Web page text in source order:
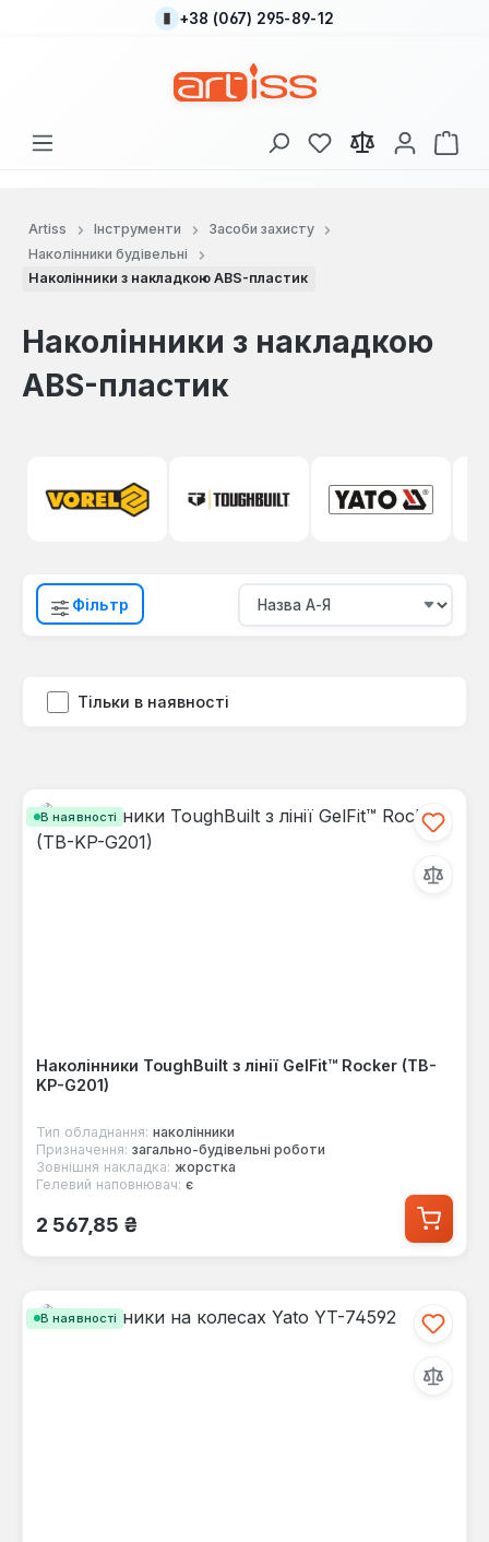
Перейти до основного вмісту
+38 (067) 295-89-12
У вас є 0 у списку
Artiss Інструменти
Засоби захисту
Наколінники будівельні
Наколінники з накладкою ABS-пластик
Наколінники з накладкою
ABS-пластик
Фільтр
Тільки в наявності
В наявності
Наколінники ToughBuilt з лінії GelFit™ Rocker (TB-
KP-G201)
Тип обладнання: наколінники
Призначення: загально-будівельні роботи
Зовнішня накладка: жорстка
Гелевий наповнювач: є
Звичайна ціна:
2 567,85 ₴
В наявності